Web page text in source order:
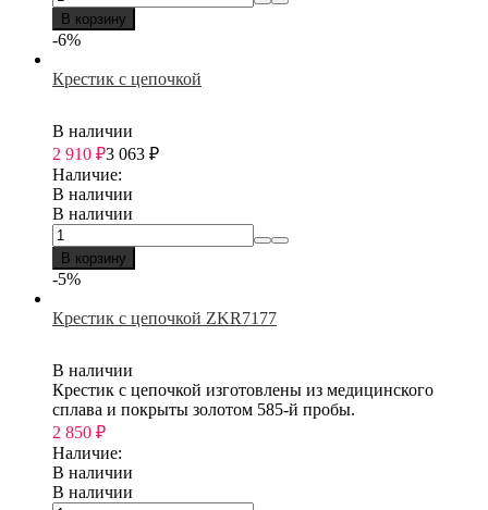
В корзину
-6%
Крестик с цепочкой
В наличии
2 910 ₽3 063 ₽
Наличие:
В наличии
В наличии
В корзину
-5%
Крестик с цепочкой ZKR7177
В наличии
Крестик с цепочкой изготовлены из медицинского
сплава и покрыты золотом 585-й пробы.
2 850 ₽
Наличие:
В наличии
В наличии